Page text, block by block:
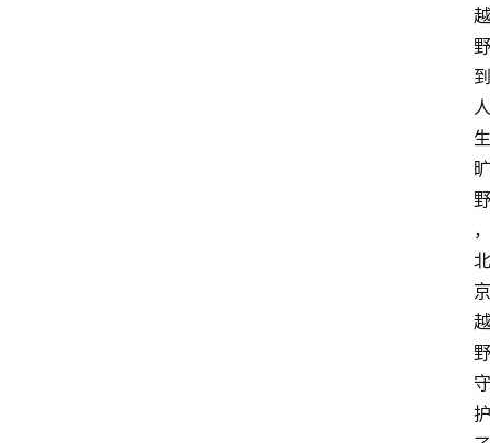
越
野
到
人
生
旷
野
，
北
京
越
野
守
护